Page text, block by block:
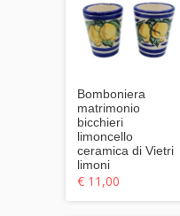
Bomboniera
matrimonio
bicchieri
limoncello
ceramica di Vietri
limoni
€ 11,00